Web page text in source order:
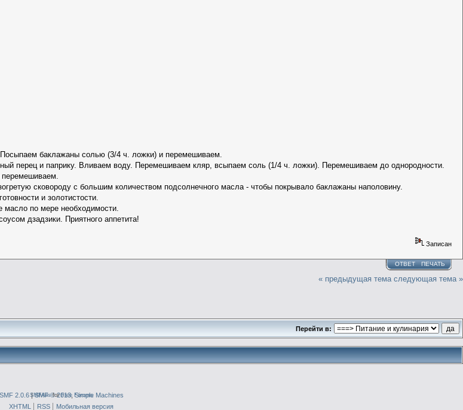
баклажаны солью (3/4 ч. ложки) и перемешиваем.
перец и паприку. Вливаем воду. Перемешиваем кляр, всыпаем соль (1/4 ч. ложки). Перемешиваем до однородности.
сковороду с большим количеством подсолнечного масла - чтобы покрывало баклажаны наполовину.
и золотистости.
по мере необходимости.
дзадзики. Приятного аппетита!
Записан
ОТВЕТ ПЕЧАТЬ
« предыдущая тема следующая тема »
Перейти в:
SMF 2.0.6|SMF © 2013, Simple Machines
SMFAdsforFree Forums
XHTML RSS Мобильная версия